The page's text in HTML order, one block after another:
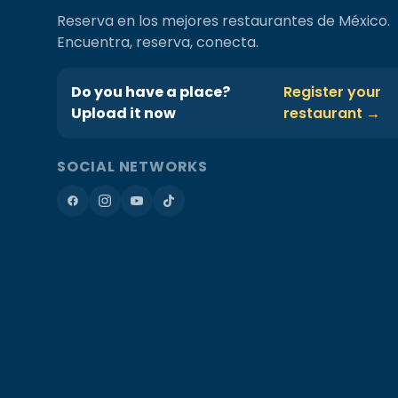
Reserva en los mejores restaurantes de México.
Encuentra, reserva, conecta.
Do you have a place?
Upload it now
Register your
restaurant →
SOCIAL NETWORKS